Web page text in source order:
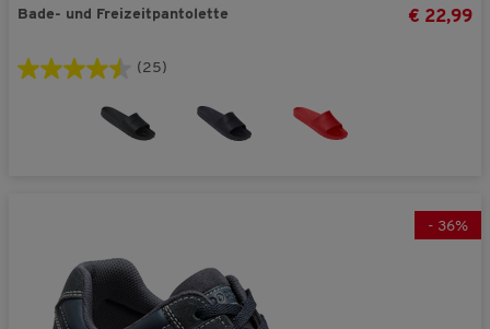
Bade- und Freizeitpantolette € 22,99
(25)
- 36%